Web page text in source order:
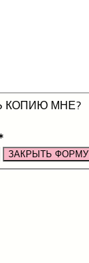
КОПИЮ МНЕ?
ЗАКРЫТЬ ФОРМУ